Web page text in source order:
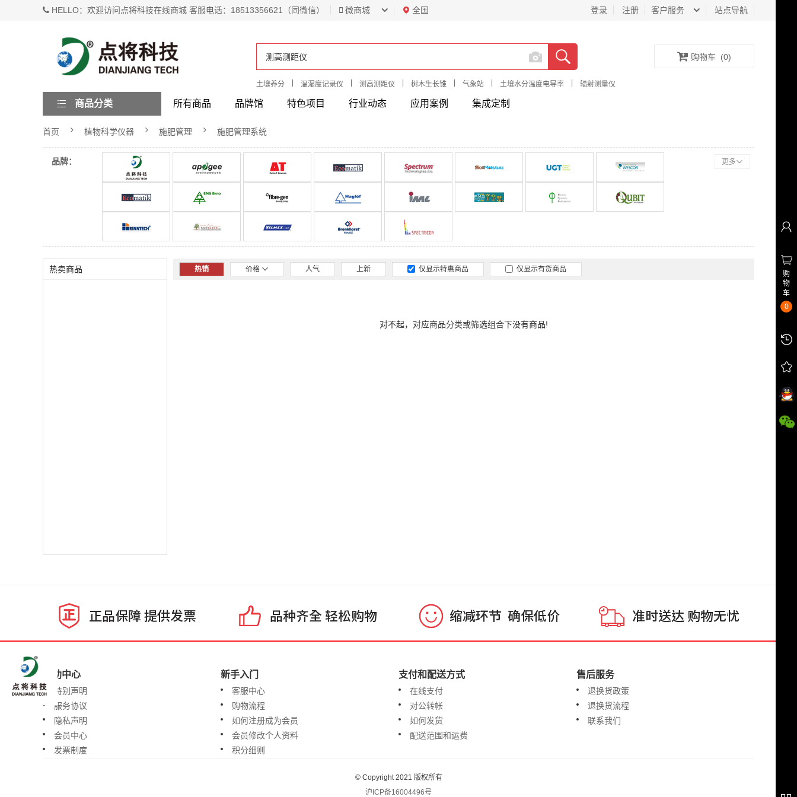
HELLO：欢迎访问点将科技在线商城 客服电话：18513356621（同微信） 微商城 全国 客户服务 站点导航
登录 注册
土壤养分 温湿度记录仪 测高测距仪 树木生长锥 气象站 土壤水分温度电导率 辐射测量仪
购物车 (0)
所有商品 品牌馆 特色项目 行业动态 应用案例 集成定制
商品分类
首页 植物科学仪器 施肥管理 施肥管理系统
品牌： 更多
热卖商品 热销 价格 人气 上新 仅显示特惠商品 仅显示有货商品
对不起，对应商品分类或筛选组合下没有商品!
购
物
车
0
帮助中心
特别声明
服务协议
隐私声明
会员中心
发票制度
新手入门
客服中心
购物流程
如何注册成为会员
会员修改个人资料
积分细则
支付和配送方式
在线支付
对公转帐
如何发货
配送范围和运费
售后服务
退换货政策
退换货流程
联系我们
© Copyright 2021 版权所有
沪ICP备16004496号